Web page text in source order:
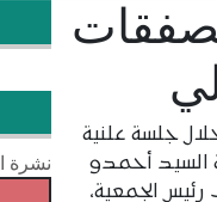
جلسة علنية
السيد أحمدو
الجمعية،
نشرة